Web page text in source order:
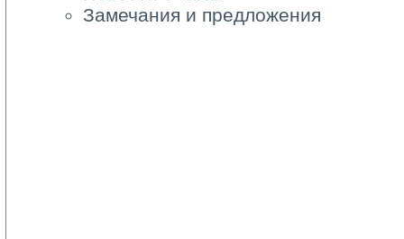
Замечания и предложения